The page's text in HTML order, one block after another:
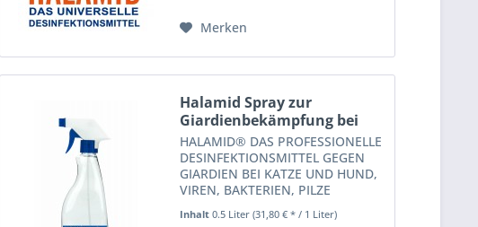
wird in der...
Merken
Halamid Spray zur
Giardienbekämpfung bei
Katze...
HALAMID® DAS PROFESSIONELLE
DESINFEKTIONSMITTEL GEGEN
GIARDIEN BEI KATZE UND HUND,
VIREN, BAKTERIEN, PILZE
Halamid® ist gegen alle
Inhalt0.5 Liter(31,80 € * / 1 Liter)